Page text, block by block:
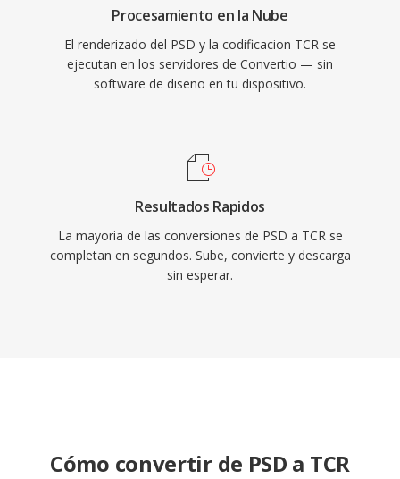
Procesamiento en la Nube
El renderizado del PSD y la codificacion TCR se
ejecutan en los servidores de Convertio — sin
software de diseno en tu dispositivo.
Resultados Rapidos
La mayoria de las conversiones de PSD a TCR se
completan en segundos. Sube, convierte y descarga
sin esperar.
Cómo convertir de PSD a TCR